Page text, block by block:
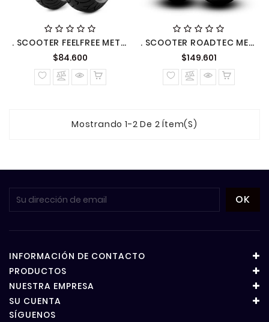
. SCOOTER FEELFREE METZELER
$84.600
normal
. SCOOTER ROADTEC METZELER
$149.601Precio
normal
Mostrando 1-2 De 2 Ítem(s)
INFORMACIÓN DE CONTACTO
PRODUCTOS
NUESTRA EMPRESA
SU CUENTA
SÍGUENOS